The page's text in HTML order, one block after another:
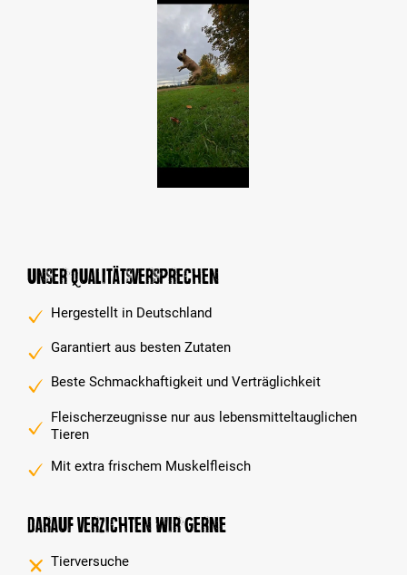
Unser Qualitätsversprechen
Hergestellt in Deutschland
Garantiert aus besten Zutaten
Beste Schmackhaftigkeit und Verträglichkeit
Fleischerzeugnisse nur aus lebensmitteltauglichen
Tieren
Mit extra frischem Muskelfleisch
Darauf verzichten wir gerne
Tierversuche